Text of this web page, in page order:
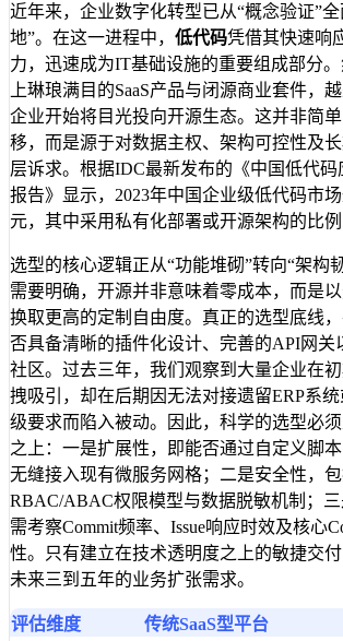
近年来，企业数字化转型已从“概念验证”
地”。在这一进程中， 低代码凭借其快速响
力，迅速成为IT基础设施的重要组成部分
上琳琅满目的SaaS产品与闭源商业套件，
企业开始将目光投向开源生态。这并非简
移，而是源于对数据主权、架构可控性及
层诉求。根据IDC最新发布的《中国低代
报告》显示，2023年中国企业级低代码市
元，其中采用私有化部署或开源架构的比例
选型的核心逻辑正从“功能堆砌”转向“架构
需要明确，开源并非意味着零成本，而是
换取更高的定制自由度。真正的选型底线
否具备清晰的插件化设计、完善的API网关
社区。过去三年，我们观察到大量企业在
拽吸引，却在后期因无法对接遗留ERP系
级要求而陷入被动。因此，科学的选型必
之上：一是扩展性，即能否通过自定义脚本
无缝接入现有微服务网格；二是安全性，
RBAC/ABAC权限模型与数据脱敏机制；三
需考察Commit频率、Issue响应时效及核心
性。只有建立在技术透明度之上的敏捷交
未来三到五年的业务扩张需求。
评估维度 传统SaaS型平台